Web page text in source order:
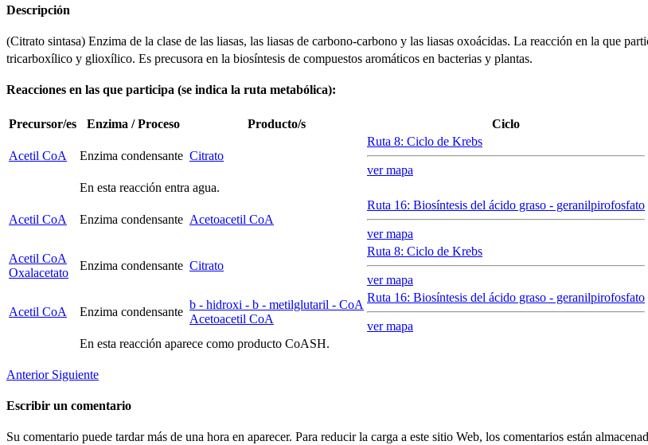
Descripción
(Citrato sintasa) Enzima de la clase de las liasas, las liasas de carbono-carbono y las liasas oxoácidas. La reacción en la que
tricarboxílico y glioxílico. Es precusora en la biosíntesis de compuestos aromáticos en bacterias y plantas.
Reacciones en las que participa (se indica la ruta metabólica):
Precursor/es Enzima / Proceso Producto/s Ciclo
Acetil CoA Enzima condensante Citrato
Ruta 8: Ciclo de Krebs
ver mapa
En esta reacción entra agua.
Acetil CoA Enzima condensante Acetoacetil CoA
Ruta 16: Biosíntesis del ácido graso - geranilpirofosfato
ver mapa
Acetil CoA
Oxalacetato
Enzima condensante Citrato
Ruta 8: Ciclo de Krebs
ver mapa
Acetil CoA Enzima condensante
b - hidroxi - b - metilglutaril - CoA
Acetoacetil CoA
Ruta 16: Biosíntesis del ácido graso - geranilpirofosfato
ver mapa
En esta reacción aparece como producto CoASH.
Anterior Siguiente
Escribir un comentario
Su comentario puede tardar más de una hora en aparecer. Para reducir la carga a este sitio Web, los comentarios están